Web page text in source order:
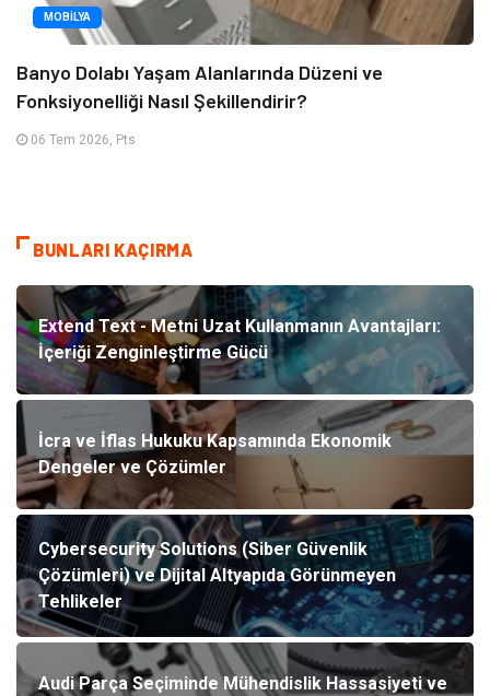
MOBILYA
Banyo Dolabı Yaşam Alanlarında Düzeni ve
Fonksiyonelliği Nasıl Şekillendirir?
06 Tem 2026, Pts
BUNLARI KAÇIRMA
Extend Text - Metni Uzat Kullanmanın Avantajları:
İçeriği Zenginleştirme Gücü
İcra ve İflas Hukuku Kapsamında Ekonomik
Dengeler ve Çözümler
Cybersecurity Solutions (Siber Güvenlik
Çözümleri) ve Dijital Altyapıda Görünmeyen
Tehlikeler
Audi Parça Seçiminde Mühendislik Hassasiyeti ve